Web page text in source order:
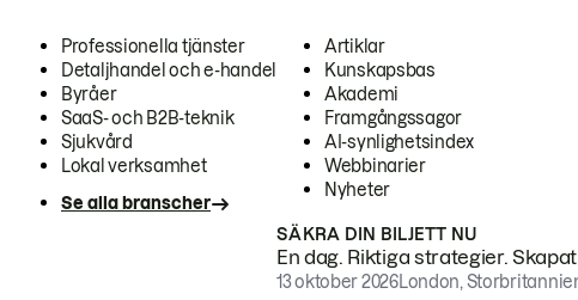
Professionella tjänster
Detaljhandel och e-handel
Byråer
SaaS- och B2B-teknik
Sjukvård
Lokal verksamhet
Se alla branscher
Artiklar
Kunskapsbas
Akademi
Framgångssagor
AI-synlighetsindex
Webbinarier
Nyheter
SÄKRA DIN BILJETT NU
En dag. Riktiga strategier.
13 oktober 2026London,